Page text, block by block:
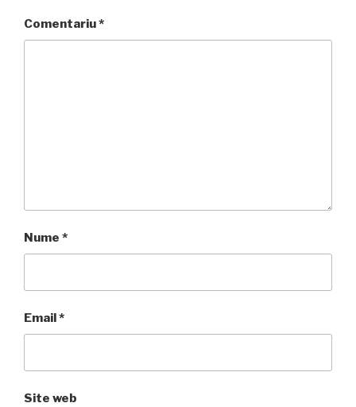
Comentariu*
Nume *
Email*
Site web